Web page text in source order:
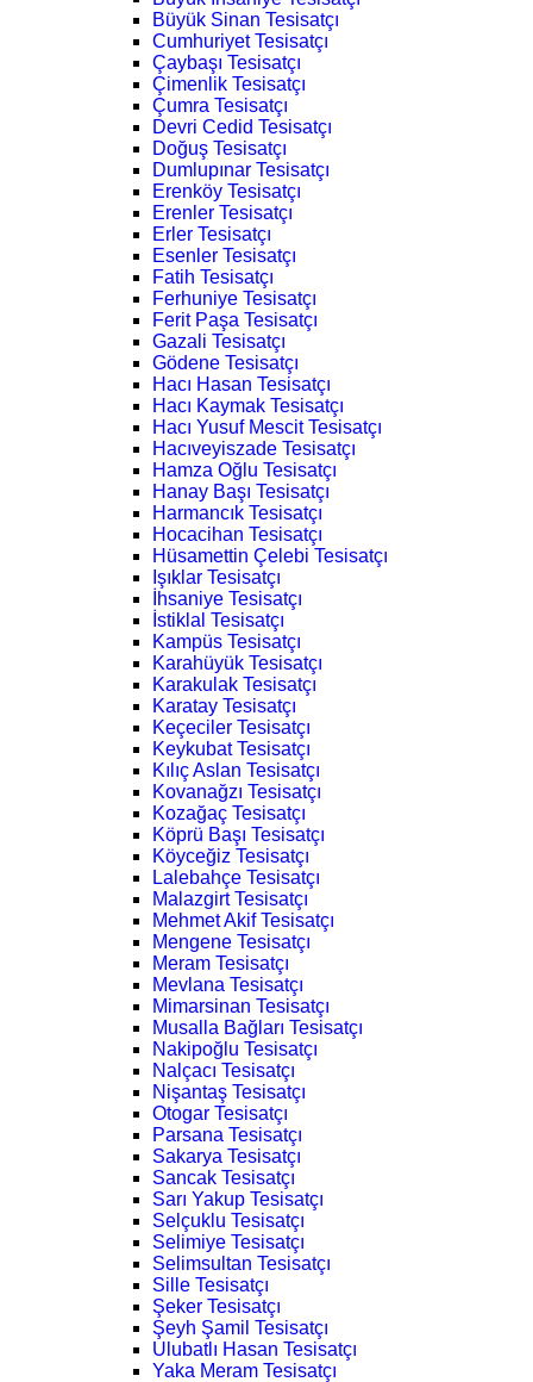
Büyük Sinan Tesisatçı
Cumhuriyet Tesisatçı
Çaybaşı Tesisatçı
Çimenlik Tesisatçı
Çumra Tesisatçı
Devri Cedid Tesisatçı
Doğuş Tesisatçı
Dumlupınar Tesisatçı
Erenköy Tesisatçı
Erenler Tesisatçı
Erler Tesisatçı
Esenler Tesisatçı
Fatih Tesisatçı
Ferhuniye Tesisatçı
Ferit Paşa Tesisatçı
Gazali Tesisatçı
Gödene Tesisatçı
Hacı Hasan Tesisatçı
Hacı Kaymak Tesisatçı
Hacı Yusuf Mescit Tesisatçı
Hacıveyiszade Tesisatçı
Hamza Oğlu Tesisatçı
Hanay Başı Tesisatçı
Harmancık Tesisatçı
Hocacihan Tesisatçı
Hüsamettin Çelebi Tesisatçı
Işıklar Tesisatçı
İhsaniye Tesisatçı
İstiklal Tesisatçı
Kampüs Tesisatçı
Karahüyük Tesisatçı
Karakulak Tesisatçı
Karatay Tesisatçı
Keçeciler Tesisatçı
Keykubat Tesisatçı
Kılıç Aslan Tesisatçı
Kovanağzı Tesisatçı
Kozağaç Tesisatçı
Köprü Başı Tesisatçı
Köyceğiz Tesisatçı
Lalebahçe Tesisatçı
Malazgirt Tesisatçı
Mehmet Akif Tesisatçı
Mengene Tesisatçı
Meram Tesisatçı
Mevlana Tesisatçı
Mimarsinan Tesisatçı
Musalla Bağları Tesisatçı
Nakipoğlu Tesisatçı
Nalçacı Tesisatçı
Nişantaş Tesisatçı
Otogar Tesisatçı
Parsana Tesisatçı
Sakarya Tesisatçı
Sancak Tesisatçı
Sarı Yakup Tesisatçı
Selçuklu Tesisatçı
Selimiye Tesisatçı
Selimsultan Tesisatçı
Sille Tesisatçı
Şeker Tesisatçı
Şeyh Şamil Tesisatçı
Ulubatlı Hasan Tesisatçı
Yaka Meram Tesisatçı